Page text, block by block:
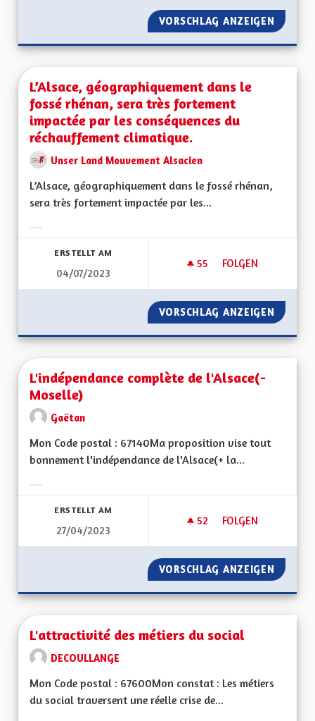
VORSCHLAG ANZEIGEN
L’Alsace, géographiquement dans le
fossé rhénan, sera très fortement
impactée par les conséquences du
réchauffement climatique.
Unser Land Mouvement Alsacien
L’Alsace, géographiquement dans le fossé rhénan,
sera très fortement impactée par les...
ERSTELLT AM
04/07/2023
55 55 FOLLOWER
FOLGEN
L’ALSACE,
VORSCHLAG ANZEIGEN
L'indépendance complète de l'Alsace(-
Moselle)
Gaëtan
Mon Code postal : 67140Ma proposition vise tout
bonnement l'indépendance de l'Alsace(+ la...
ERSTELLT AM
27/04/2023
52 52 FOLLOWER
FOLGEN
L'INDÉPENDANCE
VORSCHLAG ANZEIGEN
L'attractivité des métiers du social
DECOULLANGE
Mon Code postal : 67600Mon constat : Les métiers
du social traversent une réelle crise de...